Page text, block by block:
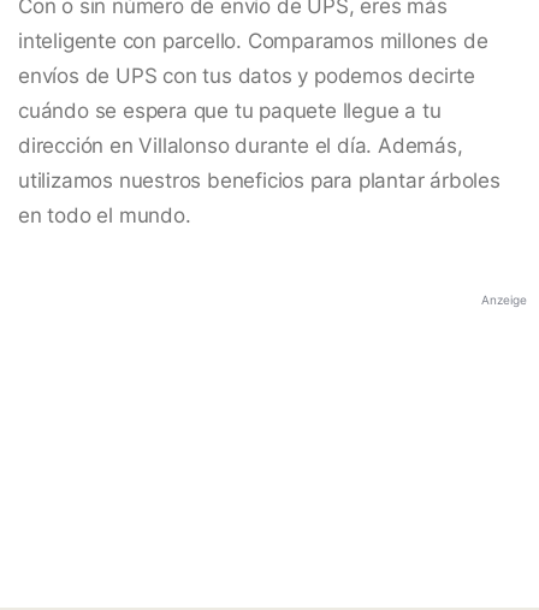
Con o sin número de envío de UPS, eres más
inteligente con parcello. Comparamos millones de
envíos de UPS con tus datos y podemos decirte
cuándo se espera que tu paquete llegue a tu
dirección en Villalonso durante el día. Además,
utilizamos nuestros beneficios para plantar árboles
en todo el mundo.
Anzeige